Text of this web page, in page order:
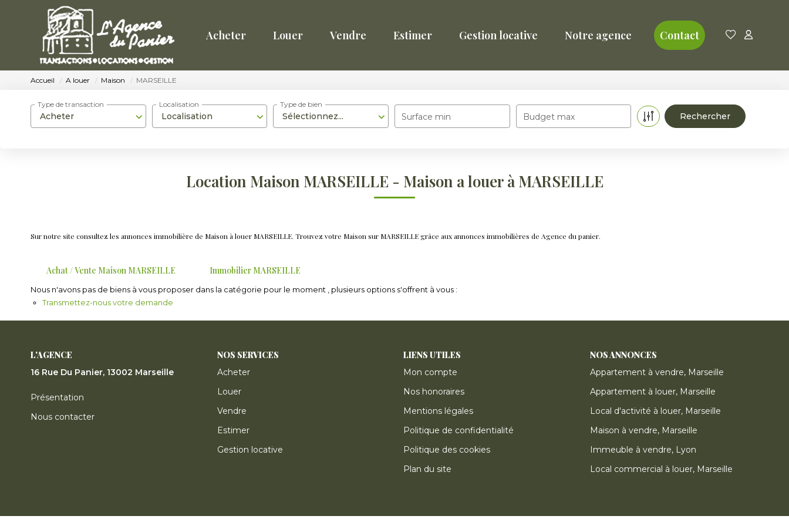
Acheter Louer Vendre Estimer Gestion locative Notre agence Contact
Accueil A louer Maison MARSEILLE
Acheter
Type de transaction
Localisation
Localisation
Sélectionnez...
Type de bien
Surface min Budget max
Location Maison MARSEILLE - Maison a louer à MARSEILLE
Sur notre site consultez les annonces immobilière de Maison à louer MARSEILLE. Trouvez votre Maison sur MARSEILLE grâce aux annonces immobilières de Agence du panier.
Achat / Vente Maison MARSEILLE Immobilier MARSEILLE
Nous n'avons pas de biens à vous proposer dans la catégorie pour le moment , plusieurs options s'offrent à vous :
Transmettez-nous votre demande
L'AGENCE
16 Rue Du Panier, 13002 Marseille
Présentation
Nous contacter
NOS SERVICES
Acheter
Louer
Vendre
Estimer
Gestion locative
LIENS UTILES
Mon compte
Nos honoraires
Mentions légales
Politique de confidentialité
Politique des cookies
Plan du site
NOS ANNONCES
Appartement à vendre, Marseille
Appartement à louer, Marseille
Local d'activité à louer, Marseille
Maison à vendre, Marseille
Immeuble à vendre, Lyon
Local commercial à louer, Marseille